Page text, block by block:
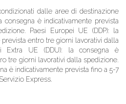
dalle aree di destinazione
consegna è indicativamente prevista
Paesi Europei UE (DDP): la
entro tre giorni lavorativi dalla
Extra UE (DDU): la consegna è
tre giorni lavorativi dalla spedizione.
è indicativamente prevista fino a 5-7
Express.